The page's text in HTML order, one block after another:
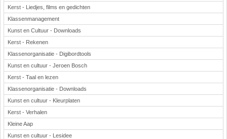
Kerst - Liedjes, films en gedichten
Klassenmanagement
Kunst en Cultuur - Downloads
Kerst - Rekenen
Klassenorganisatie - Digibordtools
Kunst en cultuur - Jeroen Bosch
Kerst - Taal en lezen
Klassenorganisatie - Downloads
Kunst en cultuur - Kleurplaten
Kerst - Verhalen
Kleine Aap
Kunst en cultuur - Lesidee